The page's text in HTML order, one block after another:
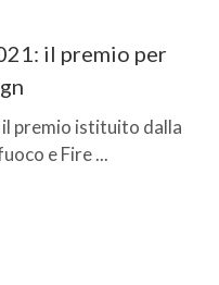
il premio per
premio istituito dalla
e Fire ...